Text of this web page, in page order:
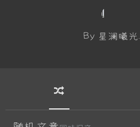
By 星澜曦光.